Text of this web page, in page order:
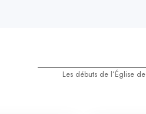
Les débuts de l’Église